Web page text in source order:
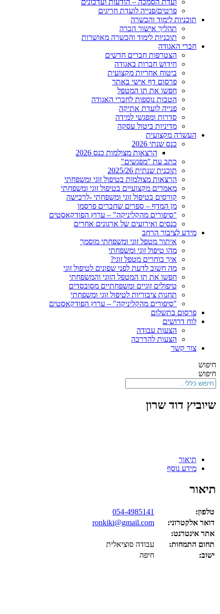
ועדת הסמכה – הודעות ועדכונים
פרטים/פנייה לועדת חריגים
תוכניות לימוד והכשרה
תהליך אישור הכרה
תוכניות לימוד והכשרה מאושרות
חברי האגודה
הצטרפות חברים חדשים
חידוש חברות באגודה
ביטוח אחריות מקצועית
פרסום דף אישי באתר
חפשו את תו המטפל
הטבות נוספות לחברי האגודה
פנייה לועדת אתיקה
סדרות ומפגשי למידה
מדיניות ביטול עסקה
העשרה מקצועית
כנס שנתי 2026
הרצאות מצולמות כנס 2026
כתב עת "מפגשים"
תוכנית שנתית 2025/26
הרצאות מצולמות בטיפול זוגי ומשפחתי
מאמרים מקצועיים בטיפול זוגי ומשפחתי
קורסים בטיפול זוגי ומשפחתי -לרכישה
מן המדף – ספרים שחברים פרסמו
"סיפורים מהקליניקה" – ערוץ הפודקאסטים
כנסים ואירועים של ארגונים אחרים
מידע לציבור הרחב
איתור מטפל זוגי ומשפחתי מוסמך
מהו טיפול זוגי ומשפחתי
איך בוחרים מטפל זוגי?
מה חשוב לדעת לפני שפונים לטיפול זוגי
חפשו את תו המטפל הזוגי והמשפחתי
טיפולים זוגיים ומשפחתיים מסובסדים
תחנות ציבוריות לטיפול זוגי ומשפחתי
"סיפורים מהקליניקה" – ערוץ הפודקאסטים
פרסום בתשלום
לוח דרושים
הצעות עבודה
הצעות להדרכה
צור קשר
חיפוש
חיפוש
שיוביץ דוד שרון
תיאור
מידע נוסף
תיאור
טלפון:
054-4985141
דואר אלקטרוני:
ronkiki@gmail.com
אתר אינטרנט:
תחום התמחות:
עבודה סוציאלית
ישוב:
חיפה